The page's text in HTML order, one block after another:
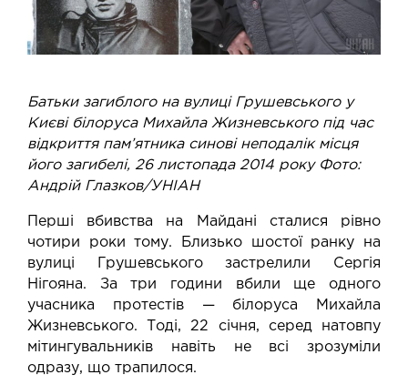
Батьки загиблого на вулиці Грушевського у
Києві білоруса Михайла Жизневського під час
відкриття пам’ятника синові неподалік місця
його загибелі, 26 листопада 2014 року Фото:
Андрій Глазков/УНІАН
Перші вбивства на Майдані сталися рівно
чотири роки тому. Близько шостої ранку на
вулиці Грушевського застрелили Сергія
Нігояна. За три години вбили ще одного
учасника протестів — білоруса Михайла
Жизневського. Тоді, 22 січня, серед натовпу
мітингувальників навіть не всі зрозуміли
одразу, що трапилося.